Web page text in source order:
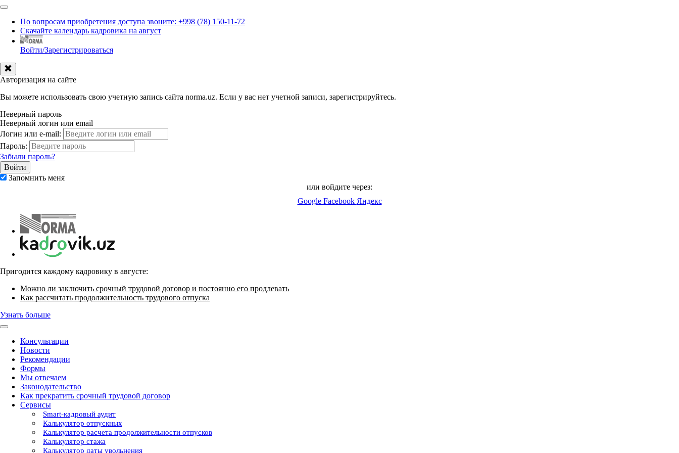
По вопросам приобретения доступа звоните: +998 (78) 150-11-72
Скачайте календарь кадровика на август
Войти/Зарегистрироваться
Авторизация на сайте
Вы можете использовать свою учетную запись сайта norma.uz. Если у вас нет учетной записи, зарегистрируйтесь.
Неверный пароль
Неверный логин или email
Логин или e-mail:
Пароль:
Забыли пароль?
Запомнить меня
или войдите через:
Google Facebook Яндекс
Пригодится каждому кадровику в августе:
Можно ли заключить срочный трудовой договор и постоянно его продлевать
Как рассчитать продолжительность трудового отпуска
Узнать больше
Консультации
Новости
Рекомендации
Формы
Мы отвечаем
Законодательство
Как прекратить срочный трудовой договор
Сервисы
Smart-кадровый аудит
Калькулятор отпускных
Калькулятор расчета продолжительности отпусков
Калькулятор стажа
Калькулятор даты увольнения